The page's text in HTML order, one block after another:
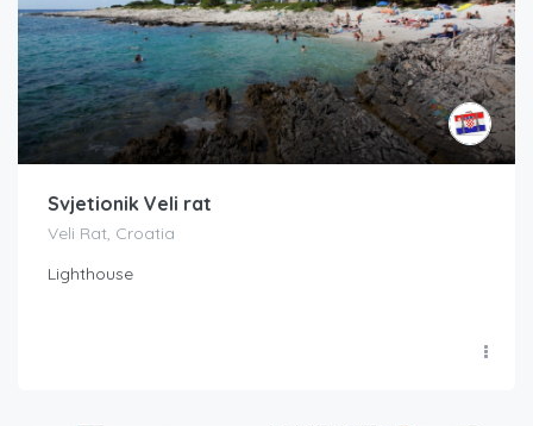
Svjetionik Veli rat
Veli Rat, Croatia
Lighthouse